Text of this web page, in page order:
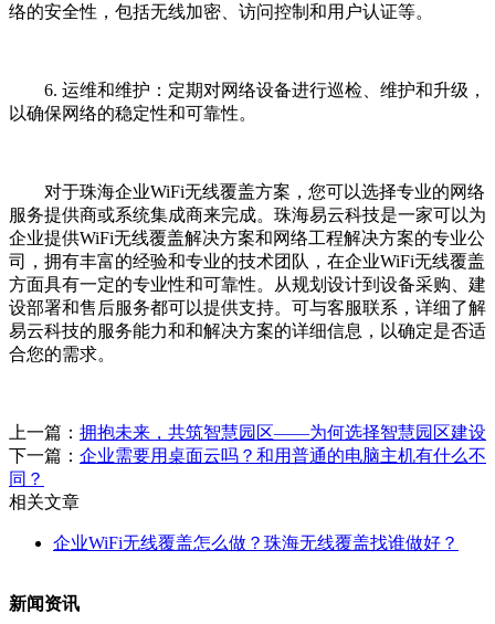
络的安全性，包括无线加密、访问控制和用户认证等。
6. 运维和维护：定期对网络设备进行巡检、维护和升级，
以确保网络的稳定性和可靠性。
对于珠海企业WiFi无线覆盖方案，您可以选择专业的网络
服务提供商或系统集成商来完成。珠海易云科技是一家可以为
企业提供WiFi无线覆盖解决方案和网络工程解决方案的专业公
司，拥有丰富的经验和专业的技术团队，在企业WiFi无线覆盖
方面具有一定的专业性和可靠性。从规划设计到设备采购、建
设部署和售后服务都可以提供支持。可与客服联系，详细了解
易云科技的服务能力和和解决方案的详细信息，以确定是否适
合您的需求。
上一篇： 拥抱未来，共筑智慧园区——为何选择智慧园区建设
下一篇： 企业需要用桌面云吗？和用普通的电脑主机有什么不
同？
相关文章
企业WiFi无线覆盖怎么做？珠海无线覆盖找谁做好？
新闻资讯